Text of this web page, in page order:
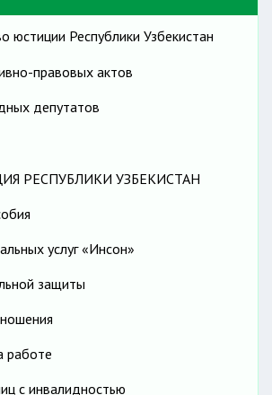
юстиции Республики Узбекистан
правовых актов
депутатов
РЕСПУБЛИКИ УЗБЕКИСТАН
услуг «Инсон»
защиты
работе
с инвалидностью